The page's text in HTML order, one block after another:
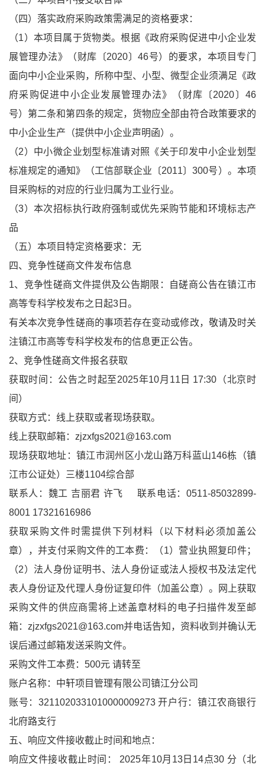
（四）落实政府采购政策需满足的资格要求：
（1）本项目属于货物类。根据《政府采购促进中小企业发
展管理办法》（财库〔2020〕46号）的要求，本项目专门
面向中小企业采购，所称中型、小型、微型企业须满足《政
府采购促进中小企业发展管理办法》（财库〔2020〕46
号）第二条和第四条的规定，货物应全部由符合政策要求的
中小企业生产（提供中小企业声明函）。
（2）中小微企业划型标准请对照《关于印发中小企业划型
标准规定的通知》（工信部联企业〔2011〕300号）。本项
目采购标的对应的行业归属为工业行业。
（3）本次招标执行政府强制或优先采购节能和环境标志产
品
（五）本项目特定资格要求：无
四、竞争性磋商文件发布信息
1、竞争性磋商文件提供及公告期限：自磋商公告在镇江市
高等专科学校发布之日起3日。
有关本次竞争性磋商的事项若存在变动或修改，敬请及时关
注镇江市高等专科学校发布的信息更正公告。
2、竞争性磋商文件报名获取
获取时间：公告之时起至2025年10月11日 17:30（北京时
间）
获取方式：线上获取或者现场获取。
线上获取邮箱：zjzxfgs2021@163.com
现场获取地址：镇江市润州区小龙山路万科蓝山146栋（镇
江市公证处）三楼1104综合部
联系人：魏工 吉丽君 许飞 联系电话：0511-85032899-
8001 17321616986
获取采购文件时需提供下列材料（以下材料必须加盖公
章），并支付采购文件的工本费：（1）营业执照复印件；
（2）法人身份证明书、法人身份证或法人授权书及法定代
表人身份证及代理人身份证复印件（加盖公章）。网上获取
采购文件的供应商需将上述盖章材料的电子扫描件发至邮
箱：zjzxfgs2021@163.com并电话告知，资料收到并确认无
误后通过邮箱发送采购文件。
采购文件工本费：500元 请转至
账户名称：中轩项目管理有限公司镇江分公司
账号：3211020331010000009273 开户行：镇江农商银行
北府路支行
五、响应文件接收截止时间和地点：
响应文件接收截止时间： 2025年10月13日14点30 分（北